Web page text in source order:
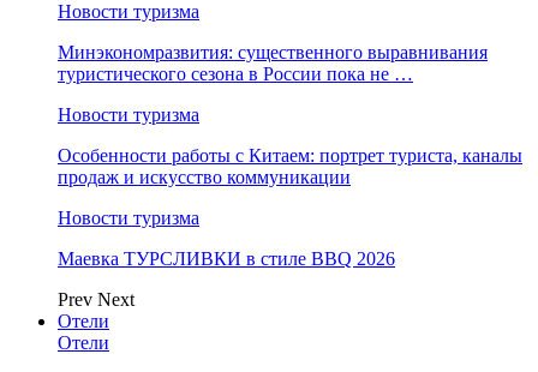
Новости туризма
Минэкономразвития: существенного выравнивания
туристического сезона в России пока не …
Новости туризма
Особенности работы с Китаем: портрет туриста, каналы
продаж и искусство коммуникации
Новости туризма
Маевка ТУРСЛИВКИ в стиле BBQ 2026
Prev Next
Отели
Отели